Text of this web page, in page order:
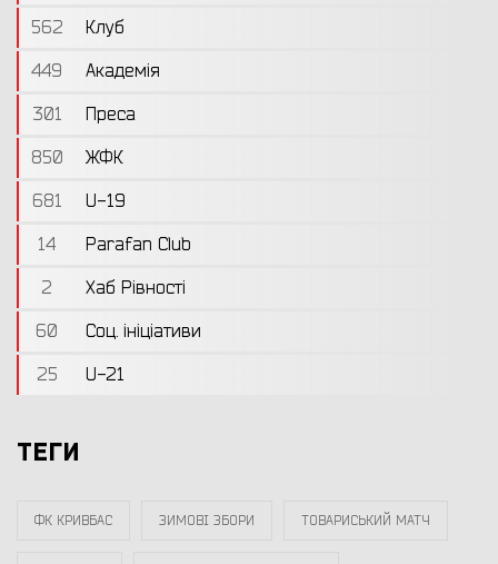
562
Клуб
449
Академія
301
Преса
850
ЖФК
681
U-19
14
Parafan Club
2
Хаб Рівності
60
Соц. ініціативи
25
U-21
ТЕГИ
ФК КРИВБАС ЗИМОВІ ЗБОРИ ТОВАРИСЬКИЙ МАТЧ